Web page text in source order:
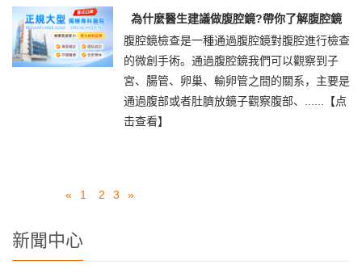
為什麼醫生建議做腹腔鏡?帶你了解腹腔鏡
腹腔鏡檢查是一種通過腹腔鏡對腹腔進行檢查
的微創手術。通過腹腔鏡我們可以觀察到子
宮、腸管、卵巢、輸卵管之間的關系，主要是
通過腹部或者肚臍放鏡子觀察腹部、......
【点
击查看】
« 1 2 3 »
新聞中心